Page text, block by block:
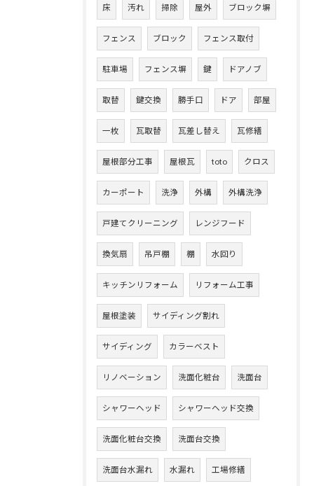
床 汚れ 掃除 屋外 ブロック塀
フェンス ブロック フェンス取付
駐車場 フェンス塀 鍵 ドアノブ
取替 鍵交換 勝手口 ドア 部屋
一枚 瓦取替 瓦差し替え 瓦修繕
屋根部分工事 屋根瓦 toto クロス
カーポート 洗浄 外構 外構洗浄
戸建てクリーニング レンジフード
換気扇 吊戸棚 棚 水回り
キッチンリフォーム リフォーム工事
屋根塗装 サイディング割れ
サイディング カラーベスト
リノベーション 洗面化粧台 洗面台
シャワーヘッド シャワーヘッド交換
洗面化粧台交換 洗面台交換
洗面台水漏れ 水漏れ 工場修繕